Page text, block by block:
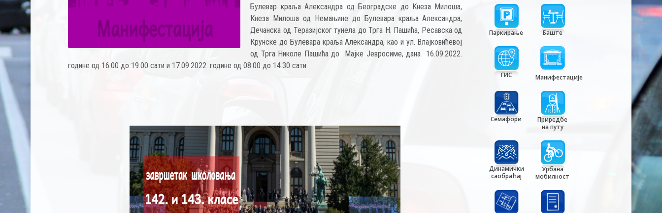
Булевар краља Александра од Београдске до Кнеза Милоша,
Кнеза Милоша од Немањине до Булевара краља Александра,
Дечанска од Теразијског тунела до Трга Н. Пашића, Ресавска од
Крунске до Булевара краља Александра, као и ул. Влајковићевој
од Трга Николе Пашића до Мајке Јевросиме, дана 16.09.2022.
године од 16.00 до 19.00 сати и 17.09.2022. године од 08.00 до 14.30 сати.
Паркирање Баште
ГИС Манифестације
Семафори
Приредбе
на путу
Динамички
саобраћај
Урбана
мобилност